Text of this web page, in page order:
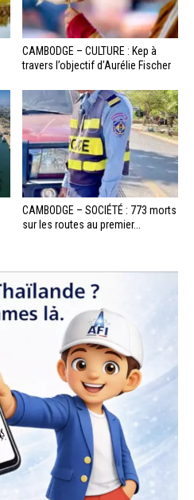
CAMBODGE – CULTURE : Kep à
travers l’objectif d’Aurélie Fischer
CAMBODGE – SOCIÉTÉ : 773 morts
sur les routes au premier...